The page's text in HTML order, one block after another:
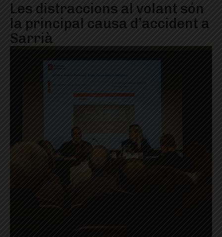
Les distraccions al volant són
la principal causa d’accident a
Sarrià